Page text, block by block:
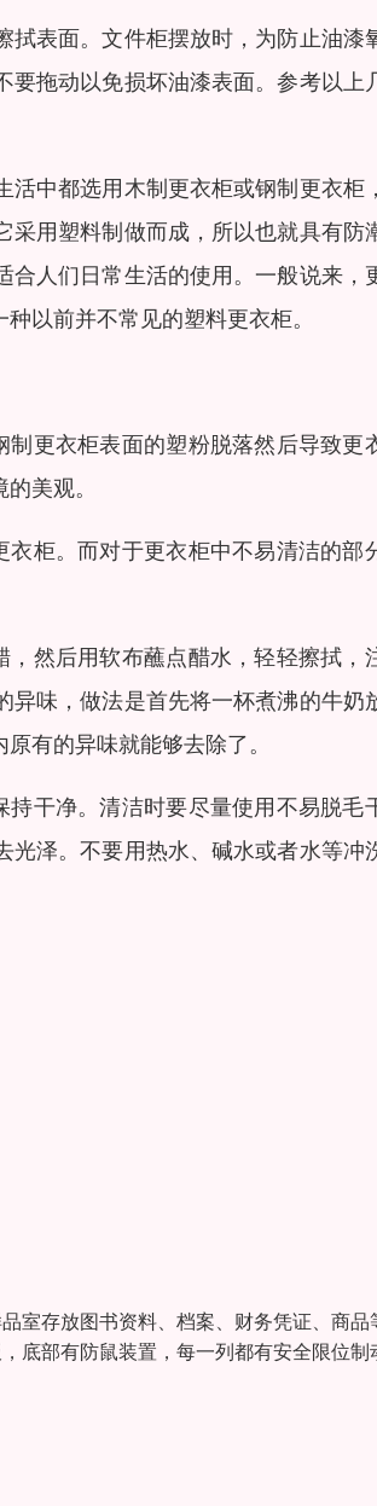
拭表面。文件柜摆放时，为防止油漆
要拖动以免损坏油漆表面。参考以上
活中都选用木制更衣柜或钢制更衣柜
采用塑料制做而成，所以也就具有防
合人们日常生活的使用。一般说来，
以前并不常见的塑料更衣柜。
更衣柜表面的塑粉脱落然后导致更
美观。
柜。而对于更衣柜中不易清洁的部
然后用软布蘸点醋水，轻轻擦拭，
异味，做法是首先将一杯煮沸的牛奶
有的异味就能够去除了。
干净。清洁时要尽量使用不易脱毛
光泽。不要用热水、碱水或者水等冲
室存放图书资料、档案、财务凭证、商品
底部有防鼠装置，每一列都有安全限位制